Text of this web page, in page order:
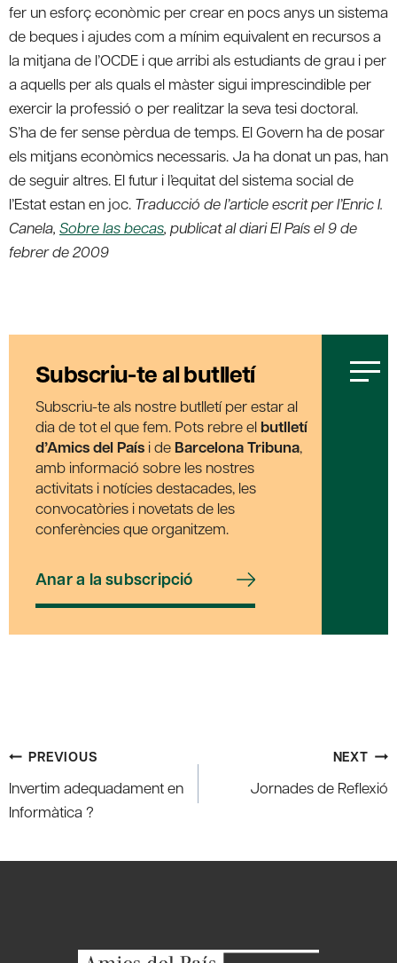
fer un esforç econòmic per crear en pocs anys un sistema
de beques i ajudes com a mínim equivalent en recursos a
la mitjana de l’OCDE i que arribi als estudiants de grau i per
a aquells per als quals el màster sigui imprescindible per
exercir la professió o per realitzar la seva tesi doctoral.
S’ha de fer sense pèrdua de temps. El Govern ha de posar
els mitjans econòmics necessaris. Ja ha donat un pas, han
de seguir altres. El futur i l’equitat del sistema social de
l’Estat estan en joc. Traducció de l’article escrit per l’Enric I.
Canela, Sobre las becas, publicat al diari El País el 9 de
febrer de 2009
Subscriu-te al butlletí
Subscriu-te als nostre butlletí per estar al
dia de tot el que fem. Pots rebre el butlletí
d’Amics del País i de Barcelona Tribuna,
amb informació sobre les nostres
activitats i notícies destacades, les
convocatòries i novetats de les
conferències que organitzem.
Anar a la subscripció
Post
navigation
PREVIOUS
Invertim adequadament en
Informàtica ?
NEXT
Jornades de Reflexió